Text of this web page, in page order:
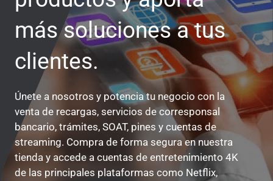
más soluciones a tus
clientes.
Únete a nosotros y potencia tu negocio con la
venta de recargas, servicios de corresponsal
bancario, trámites, SOAT, pines y cuentas de
streaming. Compra de forma segura en nuestra
tienda y accede a cuentas de entretenimiento 4K
de las principales plataformas como Netflix,